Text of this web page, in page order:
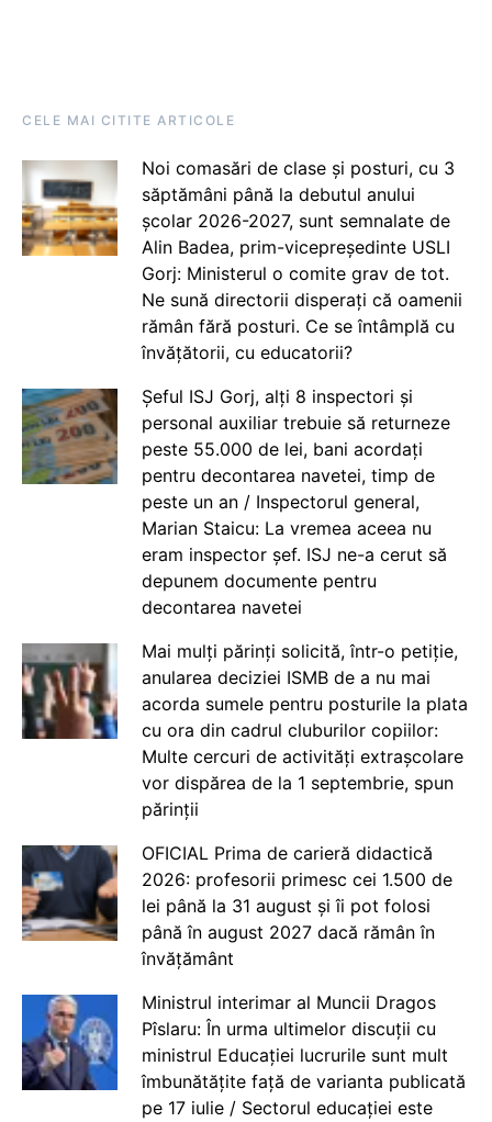
CELE MAI CITITE ARTICOLE
Noi comasări de clase și posturi, cu 3
săptămâni până la debutul anului
școlar 2026-2027, sunt semnalate de
Alin Badea, prim-vicepreședinte USLI
Gorj: Ministerul o comite grav de tot.
Ne sună directorii disperați că oamenii
rămân fără posturi. Ce se întâmplă cu
învățătorii, cu educatorii?
Șeful ISJ Gorj, alți 8 inspectori și
personal auxiliar trebuie să returneze
peste 55.000 de lei, bani acordați
pentru decontarea navetei, timp de
peste un an / Inspectorul general,
Marian Staicu: La vremea aceea nu
eram inspector șef. ISJ ne-a cerut să
depunem documente pentru
decontarea navetei
Mai mulți părinți solicită, într-o petiție,
anularea deciziei ISMB de a nu mai
acorda sumele pentru posturile la plata
cu ora din cadrul cluburilor copiilor:
Multe cercuri de activități extrașcolare
vor dispărea de la 1 septembrie, spun
părinții
OFICIAL Prima de carieră didactică
2026: profesorii primesc cei 1.500 de
lei până la 31 august și îi pot folosi
până în august 2027 dacă rămân în
învățământ
Ministrul interimar al Muncii Dragos
Pîslaru: În urma ultimelor discuții cu
ministrul Educației lucrurile sunt mult
îmbunătățite față de varianta publicată
pe 17 iulie / Sectorul educației este